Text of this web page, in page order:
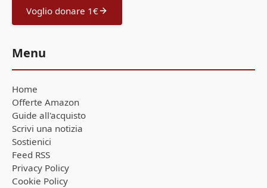
Voglio donare 1€
Menu
Home
Offerte Amazon
Guide all'acquisto
Scrivi una notizia
Sostienici
Feed RSS
Privacy Policy
Cookie Policy